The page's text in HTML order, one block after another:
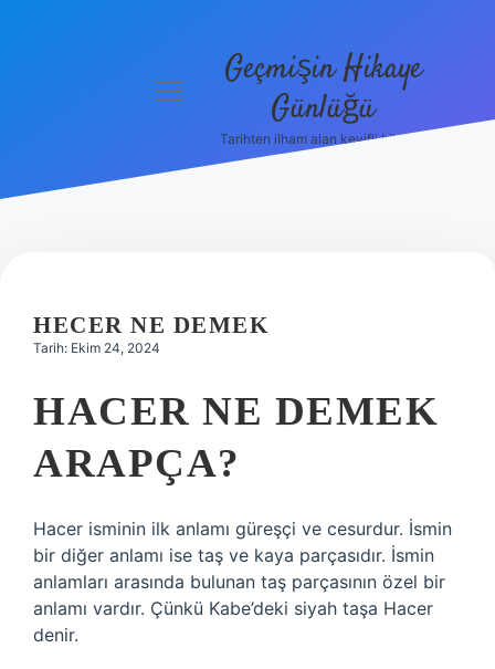
Hakkımızda
menüyü
Geçmişin Hikaye
Günlüğü
Tarihten ilham alan keyifli bilgiler!
HECER NE DEMEK
Tarih: Ekim 24, 2024
HACER NE DEMEK
ARAPÇA?
Hacer isminin ilk anlamı güreşçi ve cesurdur. İsmin
bir diğer anlamı ise taş ve kaya parçasıdır. İsmin
anlamları arasında bulunan taş parçasının özel bir
anlamı vardır. Çünkü Kabe’deki siyah taşa Hacer
denir.